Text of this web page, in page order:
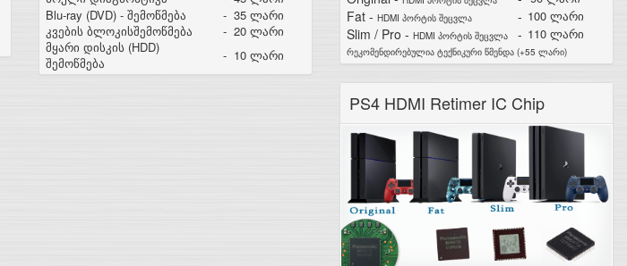
Blu-ray (DVD) - შემოწმება
- 35 ლარი
კვების ბლოკისშემოწმება
- 20 ლარი
მყარი დისკის (HDD)
შემოწმება
- 10 ლარი
Fat - HDMI პორტის შეცვლა - 100 ლარი
Slim / Pro - HDMI პორტის შეცვლა - 110 ლარი
რეკომენდირებულია ტექნიკური წმენდა (+55 ლარი)
PS4 HDMI Retimer IC Chip